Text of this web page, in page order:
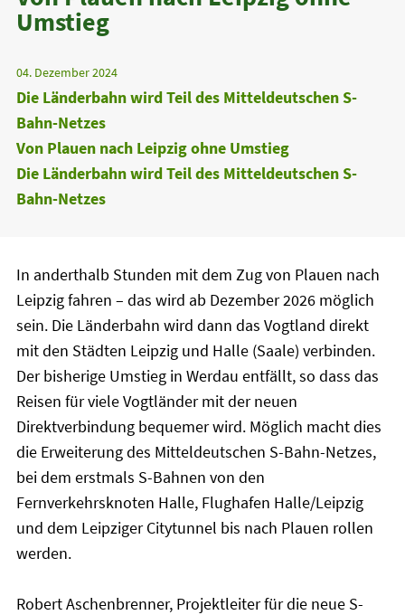
Umstieg
04. Dezember 2024
Die Länderbahn wird Teil des Mitteldeutschen S-
Bahn-Netzes
Von Plauen nach Leipzig ohne Umstieg
Die Länderbahn wird Teil des Mitteldeutschen S-
Bahn-Netzes
In anderthalb Stunden mit dem Zug von Plauen nach
Leipzig fahren – das wird ab Dezember 2026 möglich
sein. Die Länderbahn wird dann das Vogtland direkt
mit den Städten Leipzig und Halle (Saale) verbinden.
Der bisherige Umstieg in Werdau entfällt, so dass das
Reisen für viele Vogtländer mit der neuen
Direktverbindung bequemer wird. Möglich macht dies
die Erweiterung des Mitteldeutschen S-Bahn-Netzes,
bei dem erstmals S-Bahnen von den
Fernverkehrsknoten Halle, Flughafen Halle/Leipzig
und dem Leipziger Citytunnel bis nach Plauen rollen
werden.
Robert Aschenbrenner, Projektleiter für die neue S-